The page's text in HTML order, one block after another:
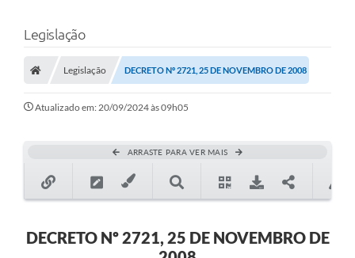
Legislação
Legislação DECRETO Nº 2721, 25 DE NOVEMBRO DE 2008
Atualizado em: 20/09/2024 às 09h05
ARRASTE PARA VER MAIS
DECRETO Nº 2721, 25 DE NOVEMBRO DE